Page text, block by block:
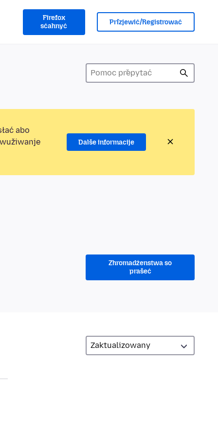
Firefox
sćahnyć
Přizjewić/Registrować
abo
Dalše informacije
Zhromadźenstwa so
prašeć